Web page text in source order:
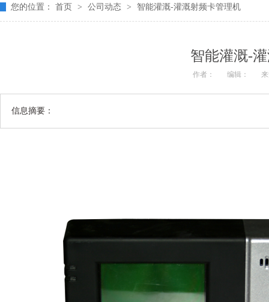
您的位置： 首页 > 公司动态 > 智能灌溉-灌溉射频卡管理机
智能灌溉-
作者： 编辑：
信息摘要：